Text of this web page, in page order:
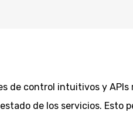
de control intuitivos y
de los servicios.